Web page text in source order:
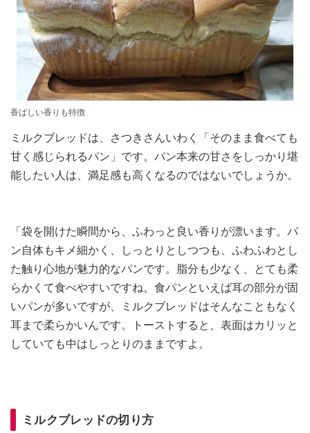
香ばしい香りも特徴
ミルクブレッドは、さつきさんいわく「そのまま食べても
甘く感じられるパン」です。パン本来の甘さをしっかり堪
能したい人は、満足感も高くなるのではないでしょうか。
「袋を開けた瞬間から、ふわっと良い香りが漂います。パ
ン自体もキメ細かく、しっとりとしつつも、ふわふわとし
た触り心地が魅力的なパンです。脂分も少なく、とても柔
らかくて食べやすいですね。食パンといえば耳の部分が固
いパンが多いですが、ミルクブレッドはそんなこともなく
耳まで柔らかいんです。トーストすると、表面はカリッと
していても中はしっとりのままですよ。
ミルクブレッドの切り方